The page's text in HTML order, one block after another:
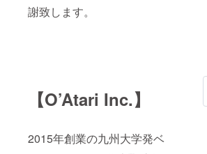
謝致します。
【O’Atari Inc.】
2015年創業の九州大学発ベ